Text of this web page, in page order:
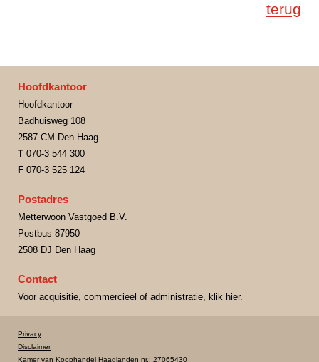
terug
Hoofdkantoor
Hoofdkantoor
Badhuisweg 108
2587 CM Den Haag
T 070-3 544 300
F 070-3 525 124
Postadres
Metterwoon Vastgoed B.V.
Postbus 87950
2508 DJ Den Haag
Contact
Voor acquisitie, commercieel of administratie, klik hier.
Privacy
Disclaimer
Kamer van Koophandel Haaglanden nr.: 27065430